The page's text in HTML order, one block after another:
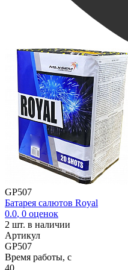
GP507
Батарея салютов Royal
0.0, 0 оценок
2 шт. в наличии
Артикул
GP507
Время работы, с
40